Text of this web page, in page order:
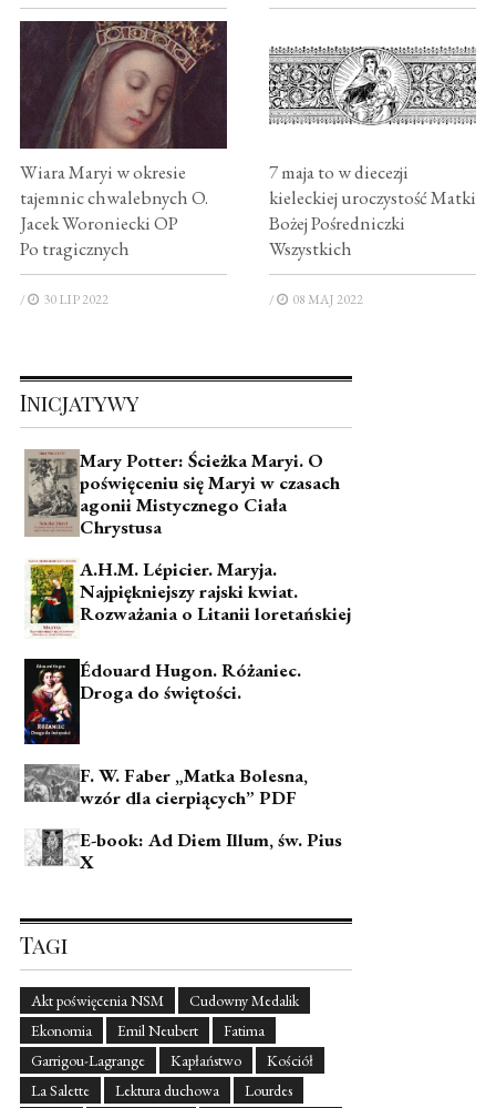
Wiara Maryi w okresie
tajemnic chwalebnych O.
Jacek Woroniecki OP
Po tragicznych
/ 30 LIP 2022
7 maja to w diecezji
kieleckiej uroczystość Matki
Bożej Pośredniczki
Wszystkich
/ 08 MAJ 2022
Inicjatywy
Mary Potter: Ścieżka Maryi. O
poświęceniu się Maryi w czasach
agonii Mistycznego Ciała
Chrystusa
A.H.M. Lépicier. Maryja.
Najpiękniejszy rajski kwiat.
Rozważania o Litanii loretańskiej
Édouard Hugon. Różaniec.
Droga do świętości.
F. W. Faber „Matka Bolesna,
wzór dla cierpiących” PDF
E-book: Ad Diem Illum, św. Pius
X
Tagi
Akt poświęcenia NSM
Cudowny Medalik
Ekonomia
Emil Neubert
Fatima
Garrigou-Lagrange
Kapłaństwo
Kościół
La Salette
Lektura duchowa
Lourdes